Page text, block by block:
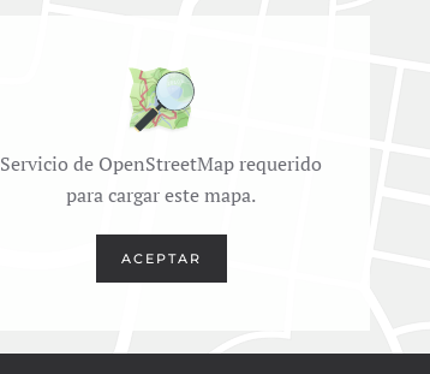
Servicio de OpenStreetMap requerido
para cargar este mapa.
ACEPTAR